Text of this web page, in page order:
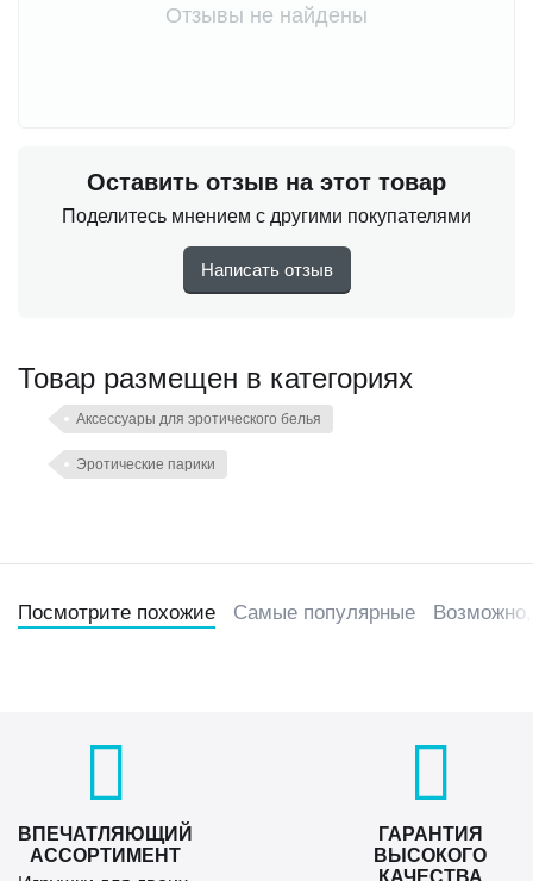
Отзывы не найдены
Оставить отзыв на этот товар
Поделитесь мнением с другими покупателями
Написать отзыв
Товар размещен в категориях
Аксессуары для эротического белья
Эротические парики
Посмотрите похожие Самые популярные Возможно,
ВПЕЧАТЛЯЮЩИЙ
АССОРТИМЕНТ
ГАРАНТИЯ
ВЫСОКОГО
КАЧЕСТВА